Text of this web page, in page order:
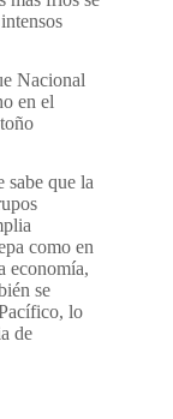
Nacional
en el
sabe que la
como en
economía,
se
lo
de